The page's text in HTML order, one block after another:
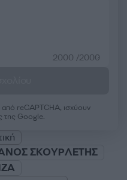
2000 /2000
από reCAPTCHA, ισχύουν
της Google.
ΣΚΟΥΡΛΕΤΗΣ